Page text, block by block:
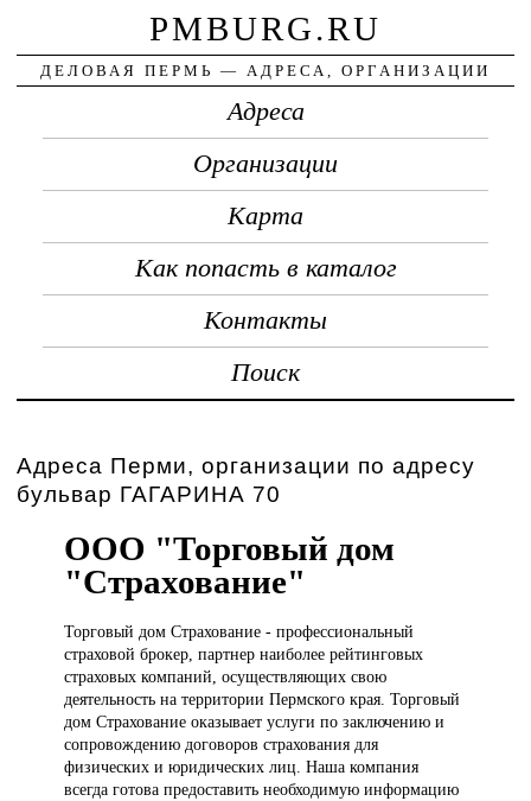
PMBURG.RU
ДЕЛОВАЯ ПЕРМЬ — АДРЕСА, ОРГАНИЗАЦИИ
Адреса
Организации
Карта
Как попасть в каталог
Контакты
Поиск
Адреса Перми, организации по адресу
бульвар ГАГАРИНА 70
ООО "Торговый дом
"Страхование"
Торговый домСтрахование - профессиональный
страховой брокер, партнер наиболее рейтинговых
страховых компаний, осуществляющих свою
деятельность на территории Пермского края. Торговый
дом Страхование оказывает услуги по заключению и
сопровождению договоров страхования для
физических и юридических лиц. Наша компания
всегда готова предоставить необходимую информацию